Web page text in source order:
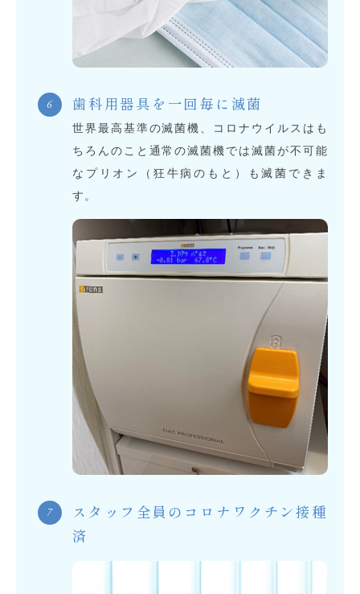
歯科用器具を一回毎に滅菌
世界最高基準の滅菌機、コロナウイルスはも
ちろんのこと通常の滅菌機では滅菌が不可能
なプリオン（狂牛病のもと）も滅菌できま
す。
スタッフ全員のコロナワクチン接種
済